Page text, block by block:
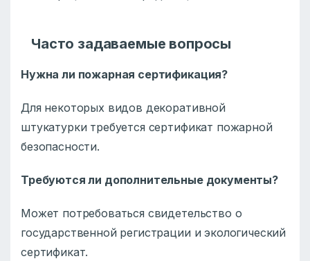
Часто задаваемые вопросы
Нужна ли пожарная сертификация?
Для некоторых видов декоративной
штукатурки требуется сертификат пожарной
безопасности.
Требуются ли дополнительные документы?
Может потребоваться свидетельство о
государственной регистрации и экологический
сертификат.